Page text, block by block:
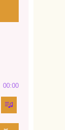
00:00